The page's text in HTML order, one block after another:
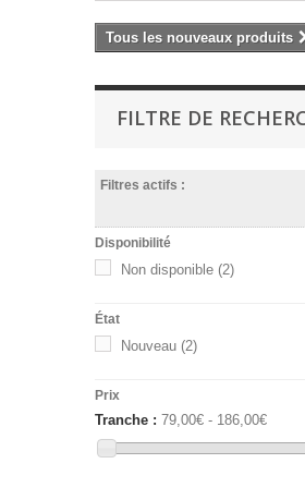
Tous les nouveaux produits
FILTRE DE
Filtres actifs :
Disponibilité
Non disponible (2)
État
Nouveau (2)
Prix
Tranche : 79,00€ - 186,00€